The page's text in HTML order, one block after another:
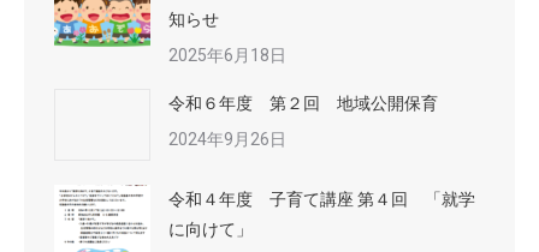
知らせ
2025年6月18日
令和６年度 第２回 地域公開保育
2024年9月26日
令和４年度 子育て講座 第４回 「就学
に向けて」